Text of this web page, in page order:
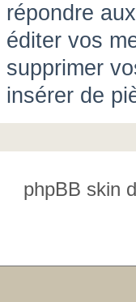
répondre
éditer vos
supprimer
insérer de
phpBB skin